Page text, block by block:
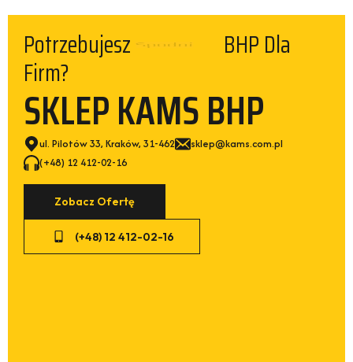
PotrzebujeszSpodni BHP Dla Firm?
SKLEP KAMS BHP
ul. Pilotów 33, Kraków, 31-462
sklep@kams.com.pl
(+48) 12 412-02-16